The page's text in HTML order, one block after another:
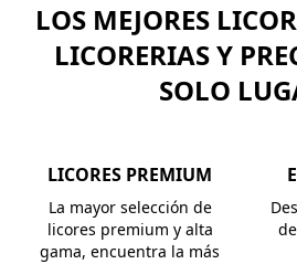
LOS MEJORES
LICORERIAS Y
SOLO
LICORES PREMIUM
La mayor selección de
licores premium y alta
gama, encuentra la más